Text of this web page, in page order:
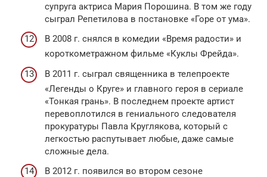
супруга актриса Мария Порошина. В том же году
сыграл Репетилова в постановке «Горе от ума».
В 2008 г. снялся в комедии «Время радости» и
короткометражном фильме «Куклы Фрейда».
В 2011 г. сыграл священника в телепроекте
«Легенды о Круге» и главного героя в сериале
«Тонкая грань». В последнем проекте артист
перевоплотился в гениального следователя
прокуратуры Павла Круглякова, который с
легкостью распутывает любые, даже самые
сложные дела.
В 2012 г. появился во втором сезоне